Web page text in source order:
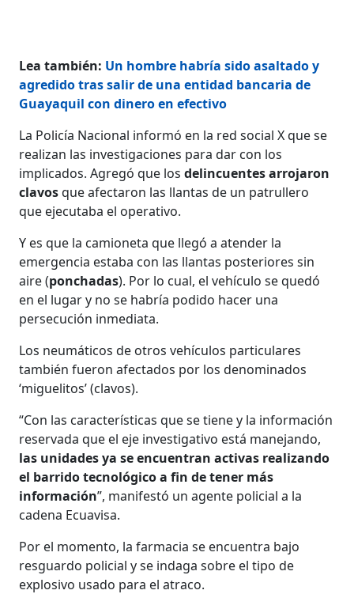
Lea también: Un hombre habría sido asaltado y
agredido tras salir de una entidad bancaria de
Guayaquil con dinero en efectivo
La Policía Nacional informó en la red social X que se
realizan las investigaciones para dar con los
implicados. Agregó que losdelincuentes arrojaron
clavosque afectaron las llantas de un patrullero
que ejecutaba el operativo.
Y es que la camioneta que llegó a atender la
emergencia estaba con las llantas posteriores sin
aire (ponchadas). Por lo cual, el vehículo se quedó
en el lugar y no se habría podido hacer una
persecución inmediata.
Los neumáticos de otros vehículos particulares
también fueron afectados por los denominados
‘miguelitos’ (clavos).
“Con las características que se tiene y la información
reservada que el eje investigativo está manejando,
las unidades ya se encuentran activas realizando
el barrido tecnológico a fin de tener más
información”, manifestó un agente policial a la
cadena Ecuavisa.
Por el momento, la farmacia se encuentra bajo
resguardo policial y se indaga sobre el tipo de
explosivo usado para el atraco.